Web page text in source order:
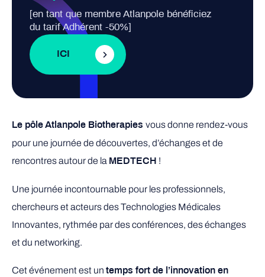
[en tant que membre Atlanpole bénéficiez
du tarif Adhérent -50%]
ICI
Le pôle Atlanpole Biotherapies vous donne rendez-vous
pour une journée de découvertes, d’échanges et de
rencontres autour de la MEDTECH !
Une journée incontournable pour les professionnels,
chercheurs et acteurs des Technologies Médicales
Innovantes, rythmée par des conférences, des échanges
et du networking.
Cet événement est un temps fort de l’innovation en